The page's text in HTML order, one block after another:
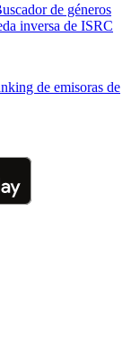
de géneros
inversa de ISRC
de emisoras de